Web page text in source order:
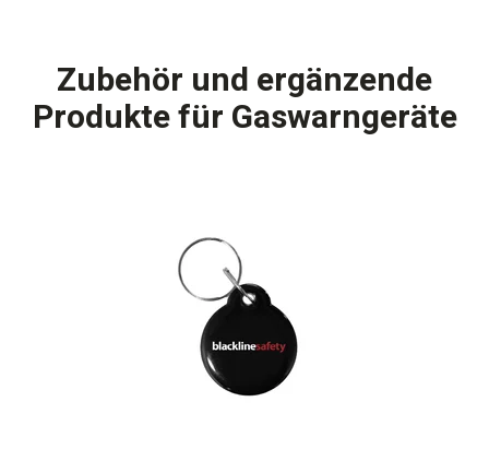
Zubehör und ergänzende
Produkte für Gaswarngeräte